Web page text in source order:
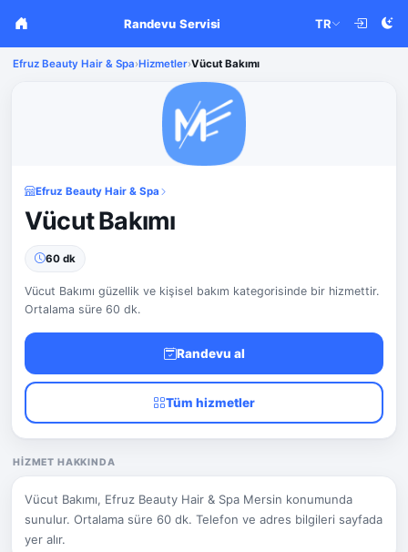
Randevu Servisi TR
Efruz Beauty Hair & Spa›Hizmetler›Vücut Bakımı
Efruz Beauty Hair & Spa
Vücut Bakımı
60 dk
Vücut Bakımı güzellik ve kişisel bakım kategorisinde bir hizmettir.
Ortalama süre 60 dk.
Randevu al
Tüm hizmetler
HIZMET HAKKINDA
Vücut Bakımı, Efruz Beauty Hair & Spa Mersin konumunda
sunulur. Ortalama süre 60 dk. Telefon ve adres bilgileri sayfada
yer alır.